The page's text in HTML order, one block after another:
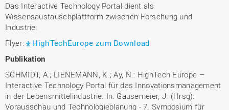
Das Interactive Technology Portal dient als
Wissensaustauschplattform zwischen Forschung und
Industrie.
Flyer:
HighTechEurope zum Download
Publikation
SCHMIDT, A.; LIENEMANN, K.; Ay, N.: HighTech Europe –
Interactive Technology Portal für das Innovationsmanagement
in der Lebensmittelindustrie. In: Gausemeier, J. (Hrsg):
Vorausschau und Technologieplanung - 7. Symposium für